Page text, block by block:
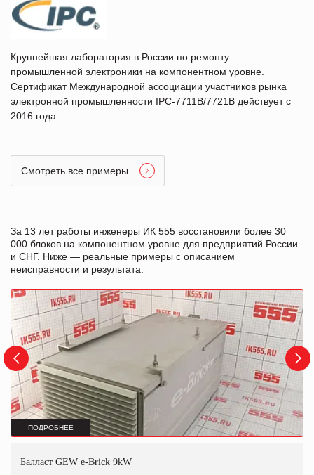
Крупнейшая лаборатория в России по ремонту
промышленной электроники на компонентном уровне.
Сертификат Международной ассоциации участников рынка
электронной промышленности IPC-7711B/7721B действует с
2016 года
Смотреть все примеры
За 13 лет работы инженеры ИК 555 восстановили более 30
000 блоков на компонентном уровне для предприятий России
и СНГ. Ниже — реальные примеры с описанием
неисправности и результата.
ПОДРОБНЕЕ
Балласт GEW e-Brick 9kW